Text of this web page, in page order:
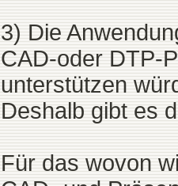
3) Die
CAD-oder DTP-
unterstützen
Deshalb gibt es
Für das wovon